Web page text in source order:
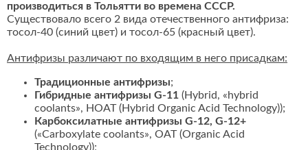
производиться в Тольятти во времена СССР.
Существовало всего 2 вида отечественного антифриза:
тосол-40 (синий цвет) и тосол-65 (красный цвет).
Антифризы различают по входящим в него присадкам:
Традиционные антифризы;
Гибридные антифризы G-11 (Hybrid, «hybrid
coolants», HOAT (Hybrid Organic Acid Technology));
Карбоксилатные антифризы G-12, G-12+
(«Carboxylate coolants», OAT (Organic Acid
Technology));